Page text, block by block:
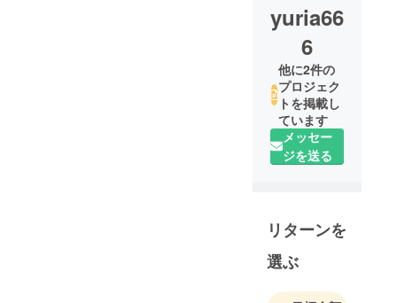
yuria66
6
他に2件の
プロジェク
トを掲載し
ています
メッセー
ジを送る
リターンを
選ぶ